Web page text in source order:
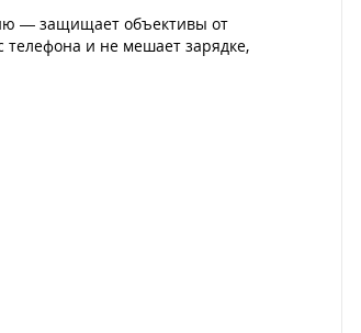
— защищает объективы от
телефона и не мешает зарядке,